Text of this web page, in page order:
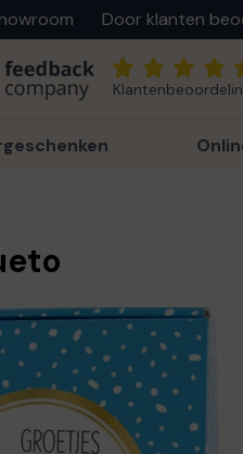
Door klanten